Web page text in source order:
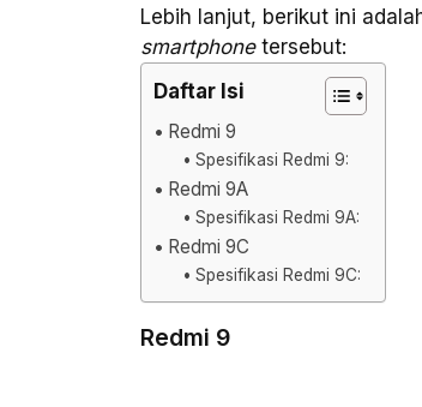
Lebih lanjut, berikut ini
smartphone tersebut:
Daftar Isi
Redmi 9
Spesifikasi Redmi 9:
Redmi 9A
Spesifikasi Redmi 9A:
Redmi 9C
Spesifikasi Redmi 9C:
Redmi 9